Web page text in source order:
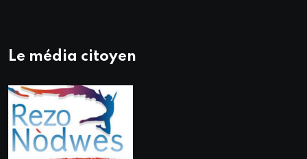
Le média citoyen